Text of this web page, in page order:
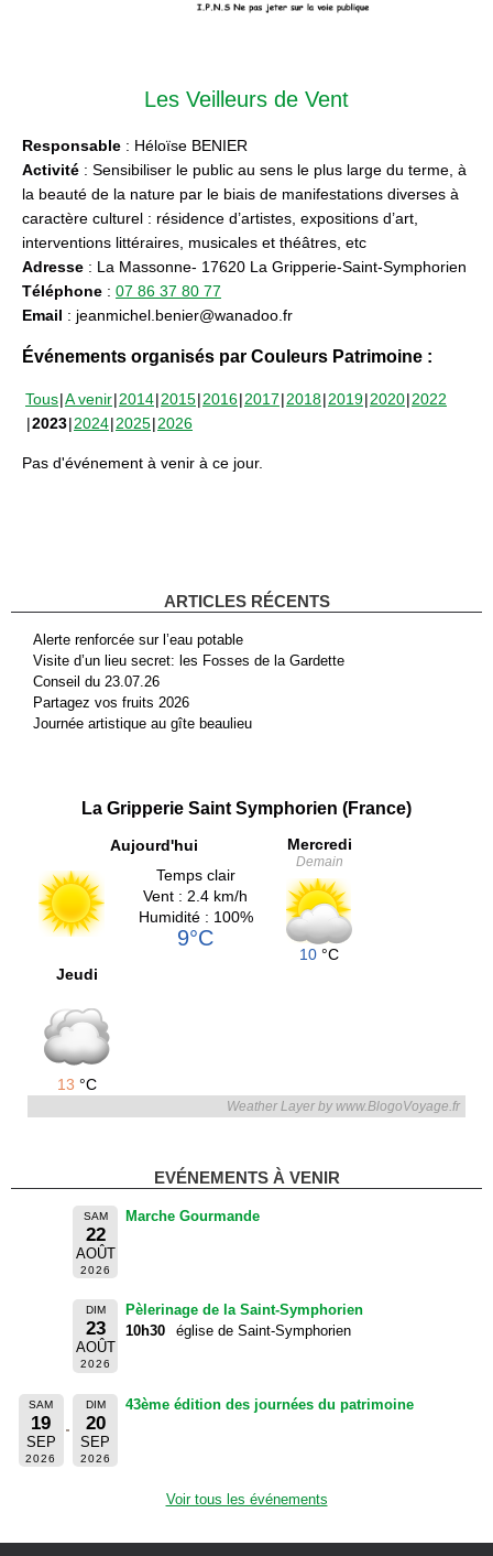
Les Veilleurs de Vent
Responsable : Héloïse BENIER
Activité : Sensibiliser le public au sens le plus large du terme, à
la beauté de la nature par le biais de manifestations diverses à
caractère culturel : résidence d’artistes, expositions d’art,
interventions littéraires, musicales et théâtres, etc
Adresse : La Massonne- 17620 La Gripperie-Saint-Symphorien
Téléphone : 07 86 37 80 77
Email : jeanmichel.benier@wanadoo.fr
Événements organisés par Couleurs Patrimoine :
Tous A venir 2014 2015 2016 2017 2018 2019 2020 2022
2023 2024 2025 2026
Pas d'événement à venir à ce jour.
ARTICLES RÉCENTS
Alerte renforcée sur l’eau potable
Visite d’un lieu secret: les Fosses de la Gardette
Conseil du 23.07.26
Partagez vos fruits 2026
Journée artistique au gîte beaulieu
La Gripperie Saint Symphorien (France)
Aujourd'hui
Temps clair
Vent : 2.4 km/h
Humidité : 100%
9°C
Mercredi
Demain
10 °C
Jeudi
13 °C
Weather Layer by www.BlogoVoyage.fr
EVÉNEMENTS À VENIR
SAM
22
AOÛT
2026
Marche Gourmande
DIM
23
AOÛT
2026
Pèlerinage de la Saint-Symphorien
10h30
église de Saint-Symphorien
SAM
19
SEP
2026
DIM
20
SEP
2026
43ème édition des journées du patrimoine
Voir tous les événements